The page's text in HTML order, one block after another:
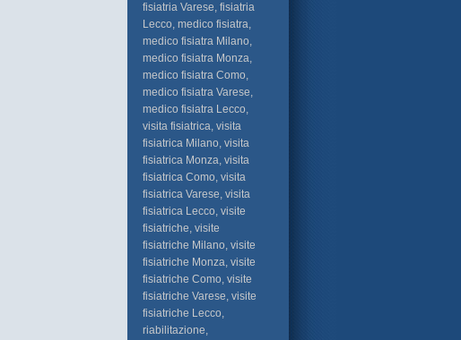
fisiatria Varese, fisiatria
Lecco, medico fisiatra,
medico fisiatra Milano,
medico fisiatra Monza,
medico fisiatra Como,
medico fisiatra Varese,
medico fisiatra Lecco,
visita fisiatrica, visita
fisiatrica Milano, visita
fisiatrica Monza, visita
fisiatrica Como, visita
fisiatrica Varese, visita
fisiatrica Lecco, visite
fisiatriche, visite
fisiatriche Milano, visite
fisiatriche Monza, visite
fisiatriche Como, visite
fisiatriche Varese, visite
fisiatriche Lecco,
riabilitazione,